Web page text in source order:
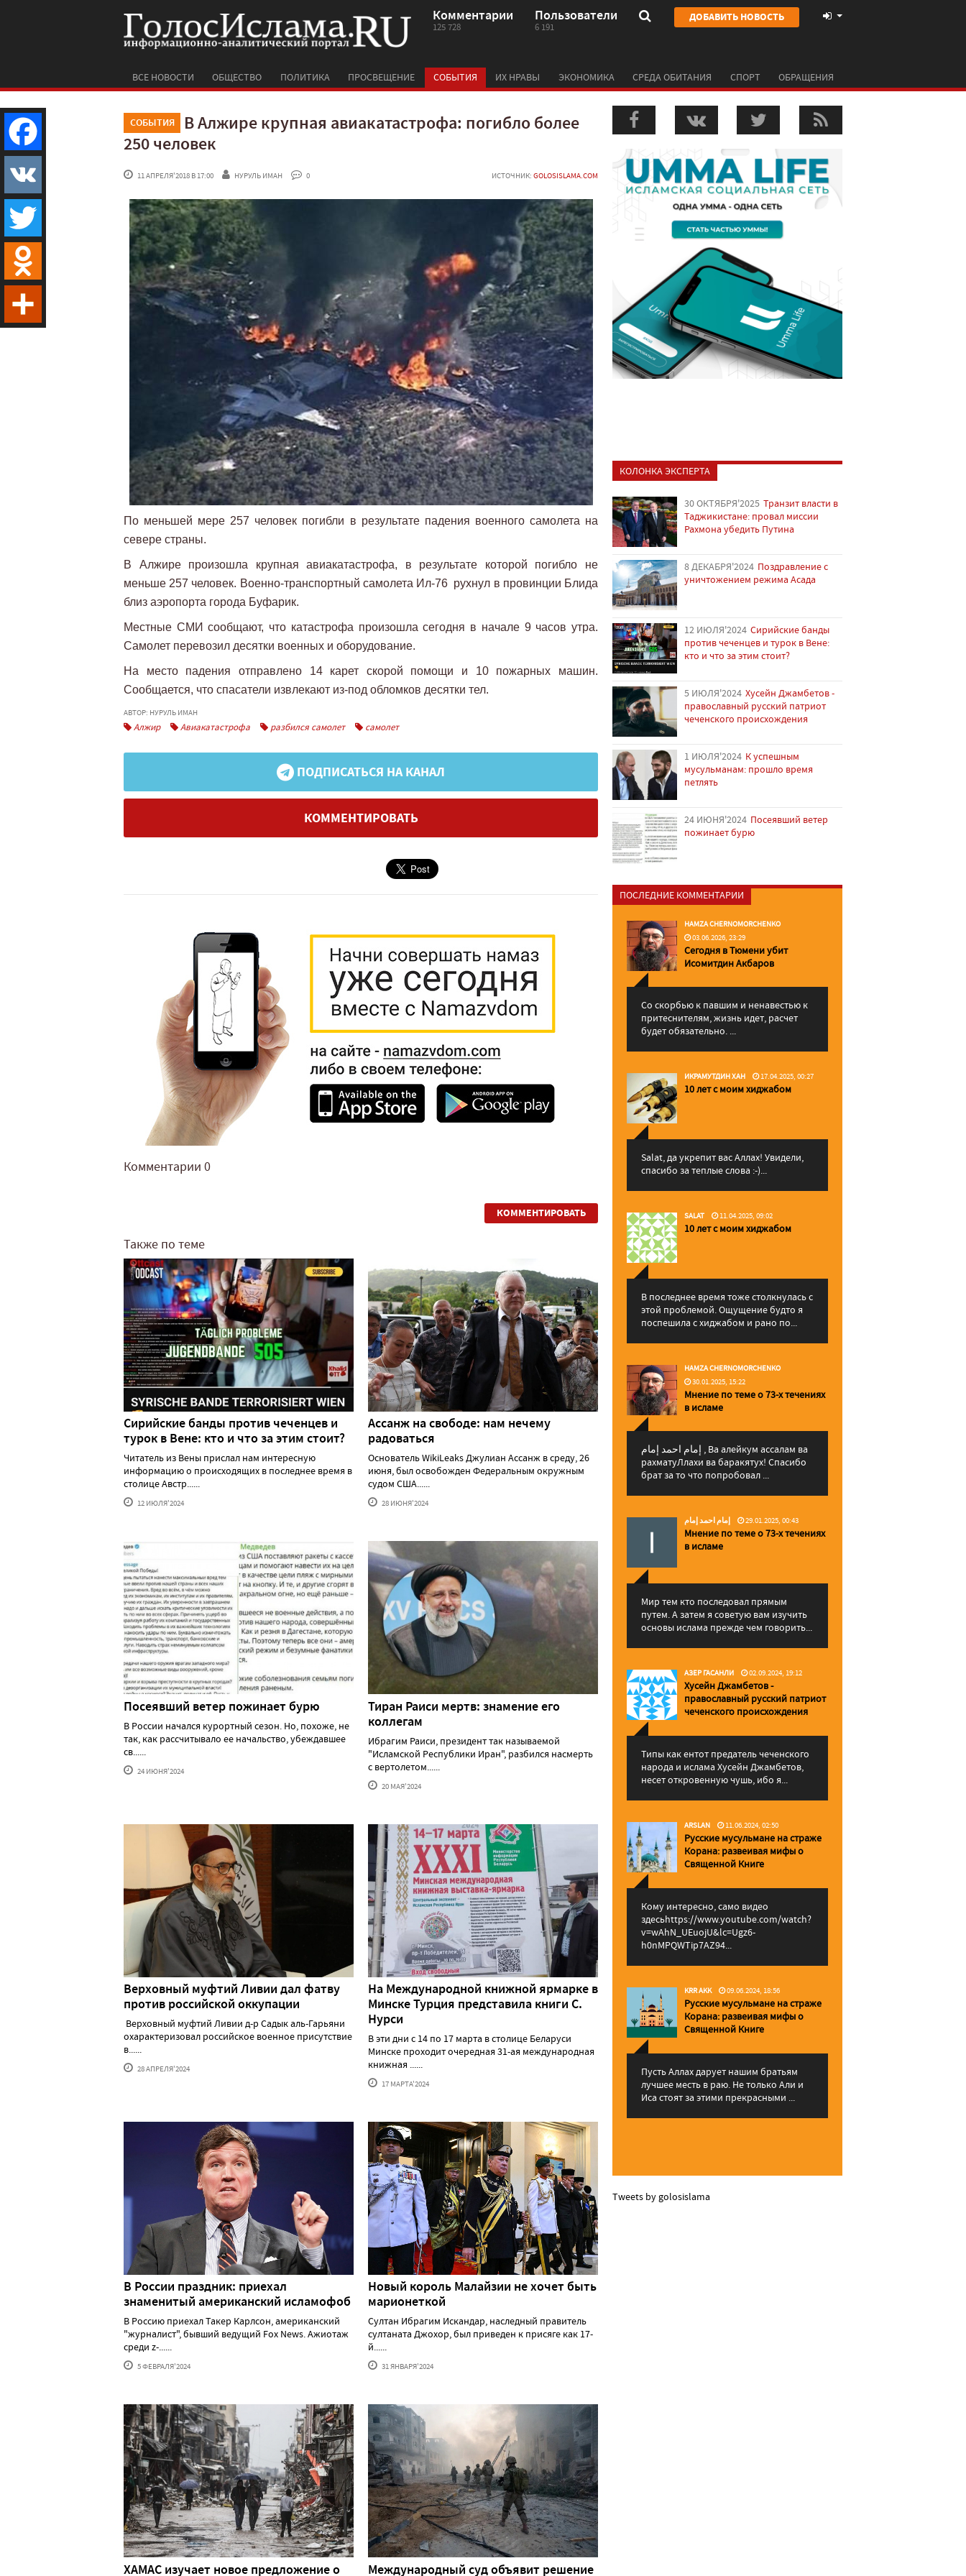
Комментарии
125 728
Пользователи
6 191
ДОБАВИТЬ НОВОСТЬ
ВСЕ НОВОСТИ ОБЩЕСТВО ПОЛИТИКА ПРОСВЕЩЕНИЕ СОБЫТИЯ ИХ НРАВЫ ЭКОНОМИКА СРЕДА ОБИТАНИЯ СПОРТ ОБРАЩЕНИЯ
СОБЫТИЯ
В Алжире крупная авиакатастрофа: погибло более
250 человек
11 АПРЕЛЯ'2018 В 17:00 НУРУЛЬ ИМАН 0 ИСТОЧНИК: GOLOSISLAMA.COM
По меньшей мере 257 человек погибли в результате падения военного самолета на
севере страны.
В Алжире произошла крупная авиакатастрофа, в результате которой погибло не
меньше 257 человек. Военно-транспортный самолета Ил-76 рухнул в провинции Блида
близ аэропорта города Буфарик.
Местные СМИ сообщают, что катастрофа произошла сегодня в начале 9 часов утра.
Самолет перевозил десятки военных и оборудование.
На место падения отправлено 14 карет скорой помощи и 10 пожарных машин.
Сообщается, что спасатели извлекают из-под обломков десятки тел.
АВТОР: НУРУЛЬ ИМАН
Алжир Авиакатастрофа разбился самолет самолет
ПОДПИСАТЬСЯ НА КАНАЛ
КОММЕНТИРОВАТЬ
Комментарии 0
КОММЕНТИРОВАТЬ
Также по теме
Сирийские банды против чеченцев и
турок в Вене: кто и что за этим стоит?
Читатель из Вены прислал нам интересную
информацию о происходящих в последнее время в
столице Австр......
12 ИЮЛЯ'2024
Ассанж на свободе: нам нечему
радоваться
Основатель WikiLeaks Джулиан Ассанж в среду, 26
июня, был освобожден Федеральным окружным
судом США......
28 ИЮНЯ'2024
Посеявший ветер пожинает бурю
В России начался курортный сезон. Но, похоже, не
так, как рассчитывало ее начальство, убеждавшее
св......
24 ИЮНЯ'2024
Тиран Раиси мертв: знамение его
коллегам
Ибрагим Раиси, президент так называемой
"Исламской Республики Иран", разбился насмерть
с вертолетом......
20 МАЯ'2024
Верховный муфтий Ливии дал фатву
против российской оккупации
Верховный муфтий Ливии д-р Садык аль-Гарьяни
охарактеризовал российское военное присутствие
в......
28 АПРЕЛЯ'2024
На Международной книжной ярмарке в
Минске Турция представила книги С.
Нурси
В эти дни с 14 по 17 марта в столице Беларуси
Минске проходит очередная 31-ая международная
книжная ......
17 МАРТА'2024
В России праздник: приехал
знаменитый американский исламофоб
В Россию приехал Такер Карлсон, американский
"журналист", бывший ведущий Fox News. Ажиотаж
среди z-......
5 ФЕВРАЛЯ'2024
Новый король Малайзии не хочет быть
марионеткой
Султан Ибрагим Искандар, наследный правитель
султаната Джохор, был приведен к присяге как 17-
й......
31 ЯНВАРЯ'2024
ХАМАС изучает новое предложение о
Международный суд объявит решение
КОЛОНКА ЭКСПЕРТА
30 ОКТЯБРЯ'2025 Транзит власти в
Таджикистане: провал миссии
Рахмона убедить Путина
8 ДЕКАБРЯ'2024 Поздравление с
уничтожением режима Асада
12 ИЮЛЯ'2024 Сирийские банды
против чеченцев и турок в Вене:
кто и что за этим стоит?
5 ИЮЛЯ'2024 Хусейн Джамбетов -
православный русский патриот
чеченского происхождения
1 ИЮЛЯ'2024 К успешным
мусульманам: прошло время
петлять
24 ИЮНЯ'2024 Посеявший ветер
пожинает бурю
ПОСЛЕДНИЕ КОММЕНТАРИИ
HAMZA CHERNOMORCHENKO
03.06.2026, 23:29
Сегодня в Тюмени убит
Исомитдин Акбаров
Со скорбью к павшим и ненавестью к
притеснителям, жизнь идет, расчет
будет обязательно. ...
ИКРАМУТДИН ХАН 17.04.2025, 00:27
10 лет с моим хиджабом
Salat, да укрепит вас Аллаx! Увидели,
спасибо за теплые слова :-)...
SALAT 11.04.2025, 09:02
10 лет с моим хиджабом
В последнее время тоже столкнулась с
этой проблемой. Ощущение будто я
поспешила с хиджабом и рано по...
HAMZA CHERNOMORCHENKO
30.01.2025, 15:22
Мнение по теме о 73-х течениях
в исламе
إمام احمد إمام , Ва алейкум ассалам ва
рахматуЛлахи ва баракятух! Спасибо
брат за то что попробовал ...
إمام احمد إمام 29.01.2025, 00:43
Мнение по теме о 73-х течениях
в исламе
Мир тем кто последовал прямым
путем. А затем я советую вам изучить
основы ислама прежде чем говорить...
АЗЕР ГАСАНЛИ 02.09.2024, 19:12
Хусейн Джамбетов -
православный русский патриот
чеченского происхождения
Типы как ентот предатель чеченского
народа и ислама Хусейн Джамбетов,
несет откровенную чушь, ибо я...
ARSLAN 11.06.2024, 02:50
Русские мусульмане на страже
Корана: pазвеивая мифы о
Священной Книге
Кому интересно, само видео
здесьhttps://www.youtube.com/watch?
v=wAhN_UEuojU&lc=Ugz6-
h0nMPQWTip7AZ94...
KRR AKK 09.06.2024, 18:56
Русские мусульмане на страже
Корана: pазвеивая мифы о
Священной Книге
Пусть Аллах дарует нашим братьям
лучшее месть в раю. Не только Али и
Иса стоят за этими прекрасными ...
Tweets by golosislama
Facebook
VK
Twitter
Odnoklassniki